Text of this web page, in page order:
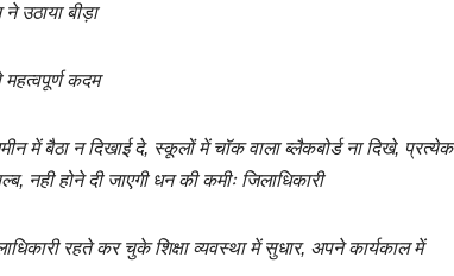
उठाया बीड़ा
कदम
में बैठा न दिखाई दे, स्कूलों में चॉक वाला ब्लैकबोर्ड ना दिखे, प्रत्येक
होने दी जाएगी धन की कमीः जिलाधिकारी
रहते कर चुके शिक्षा व्यवस्था में सुधार, अपने कार्यकाल में